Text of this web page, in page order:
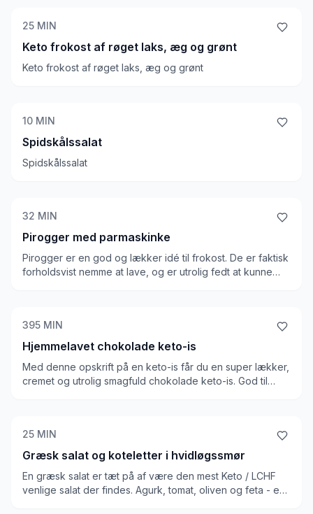
25 MIN
Keto frokost af røget laks, æg og grønt
Keto frokost af røget laks, æg og grønt
10 MIN
Spidskålssalat
Spidskålssalat
32 MIN
Pirogger med parmaskinke
Pirogger er en god og lækker idé til frokost. De er faktisk
forholdsvist nemme at lave, og er utrolig fedt at kunne
395 MIN
Hjemmelavet chokolade keto-is
Med denne opskrift på en keto-is får du en super lækker,
cremet og utrolig smagfuld chokolade keto-is. God til
14 dage i fryseren
25 MIN
Græsk salat og koteletter i hvidløgssmør
En græsk salat er tæt på af være den mest Keto / LCHF
venlige salat der findes. Agurk, tomat, oliven og feta - en